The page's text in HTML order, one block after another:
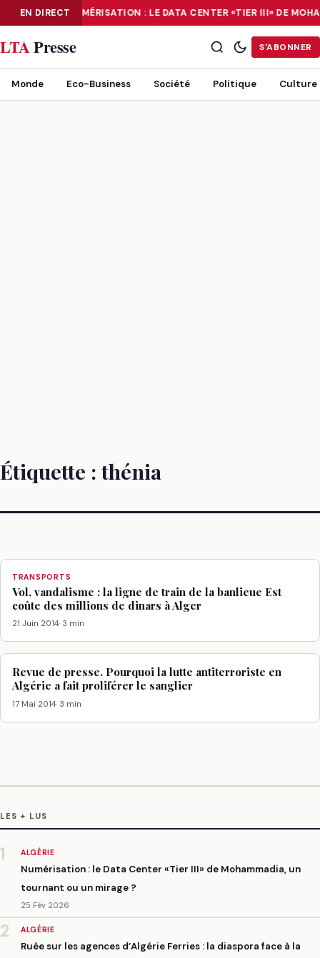
EN DIRECTNUMÉRISATION : LE DATA CENTER «TIER III» DE
NUMÉRISATION : LE DATA CENTER «TIER III» DE MOHAMMADIA, UN
LTAPresse S'ABONNER
Monde Eco-Business Société Politique Culture
Étiquette :thénia
TRANSPORTS
Vol, vandalisme : la ligne de train de la banlieue Est
coûte des millions de dinars à Alger
21 Juin 2014· 3 min
Revue de presse. Pourquoi la lutte antiterroriste en
Algérie a fait proliférer le sanglier
17 Mai 2014· 3 min
LES + LUS
1 ALGÉRIE
Numérisation : le Data Center «Tier III» de Mohammadia, un
tournant ou un mirage ?
25 Fév 2026
2 ALGÉRIE
Ruée sur les agences d’Algérie Ferries : la diaspora face à la